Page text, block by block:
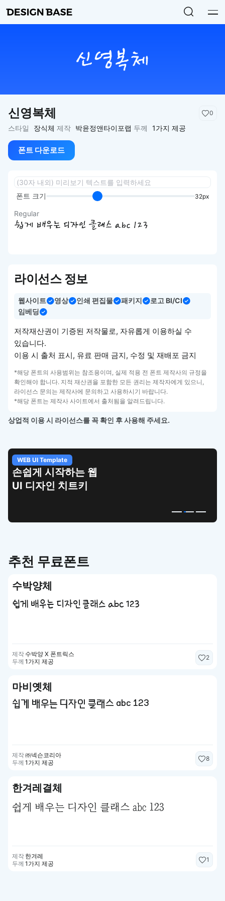
신영복체 0
스타일 장식체 제작 박윤정앤타이포랩 두께 1가지 제공
폰트 다운로드
폰트 크기 32px
Regular
쉽게 배우는 디자인 클래스 abc 123
라이선스 정보
웹사이트 영상 인쇄 편집물 패키지
로고 BI/CI
임베딩
저작재산권이 기증된 저작물로, 자유롭게 이용하실 수
있습니다.
이용 시 출처 표시, 유료 판매 금지, 수정 및 재배포 금지
*해당 폰트의 사용범위는 참조용이며, 실제 적용 전 폰트 제작사의 규정을
확인해야 합니다. 지적 재산권을 포함한 모든 권리는 제작자에게 있으니,
라이선스 문의는 제작사에 문의하고 사용하시기 바랍니다.
*해당 폰트는 제작사 사이트에서 출처됨을 알려드립니다.
상업적 이용 시 라이선스를 꼭 확인 후 사용해 주세요.
WEB UI Template
손쉽게 시작하는 웹
UI 디자인 치트키
추천 무료폰트
수박양체
쉽게 배우는 디자인 클래스 abc 123
제작 수박양 X 폰트릭스
두께 1가지 제공
2
마비옛체
쉽게 배우는 디자인 클래스 abc 123
제작㈜넥슨코리아
두께 1가지 제공
8
한겨레결체
쉽게 배우는 디자인 클래스 abc 123
제작 한겨레
두께 1가지 제공
1